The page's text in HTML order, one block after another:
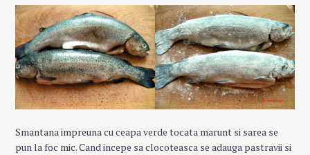
Smantana impreuna cu ceapa verde tocata marunt si sarea se
pun la foc mic. Cand incepe sa clocoteasca se adauga pastravii si